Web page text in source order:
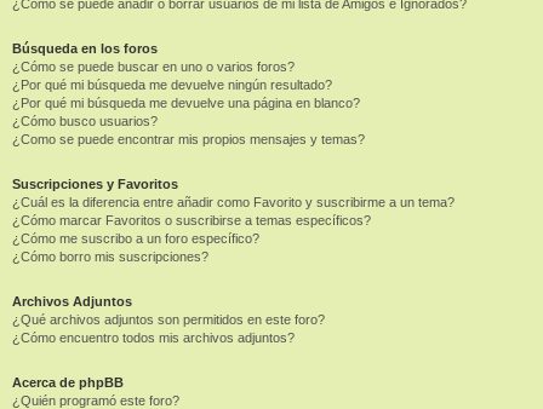
¿Cómo se puede añadir o borrar usuarios de mi lista de Amigos e Ignorados?
Búsqueda en los foros
¿Cómo se puede buscar en uno o varios foros?
¿Por qué mi búsqueda me devuelve ningún resultado?
¿Por qué mi búsqueda me devuelve una página en blanco?
¿Cómo busco usuarios?
¿Como se puede encontrar mis propios mensajes y temas?
Suscripciones y Favoritos
¿Cuál es la diferencia entre añadir como Favorito y suscribirme a un tema?
¿Cómo marcar Favoritos o suscribirse a temas específicos?
¿Cómo me suscribo a un foro específico?
¿Cómo borro mis suscripciones?
Archivos Adjuntos
¿Qué archivos adjuntos son permitidos en este foro?
¿Cómo encuentro todos mis archivos adjuntos?
Acerca de phpBB
¿Quién programó este foro?